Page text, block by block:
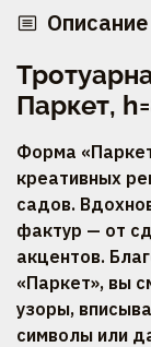
Описание
Паркет,
Форма
креативных
садов.
фактур — от
акцентов.
«Паркет», вы
узоры,
символы или